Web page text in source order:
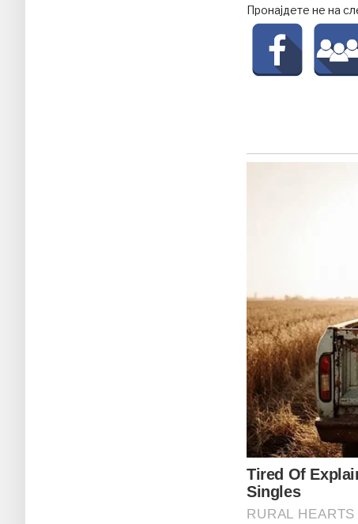
Пронајдете не на